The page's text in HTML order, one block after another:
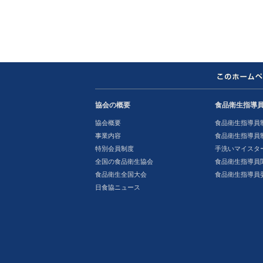
協会の概要
協会概要
事業内容
特別会員制度
全国の食品衛生協会
食品衛生全国大会
日食協ニュース
食品衛生指導
食品衛生指導員
食品衛生指導員
手洗いマイスタ
食品衛生指導員
食品衛生指導員